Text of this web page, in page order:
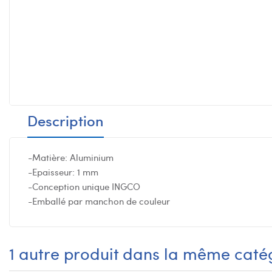
Description
-Matière: Aluminium
-Epaisseur: 1 mm
-Conception unique INGCO
-Emballé par manchon de couleur
1 autre produit dans la même